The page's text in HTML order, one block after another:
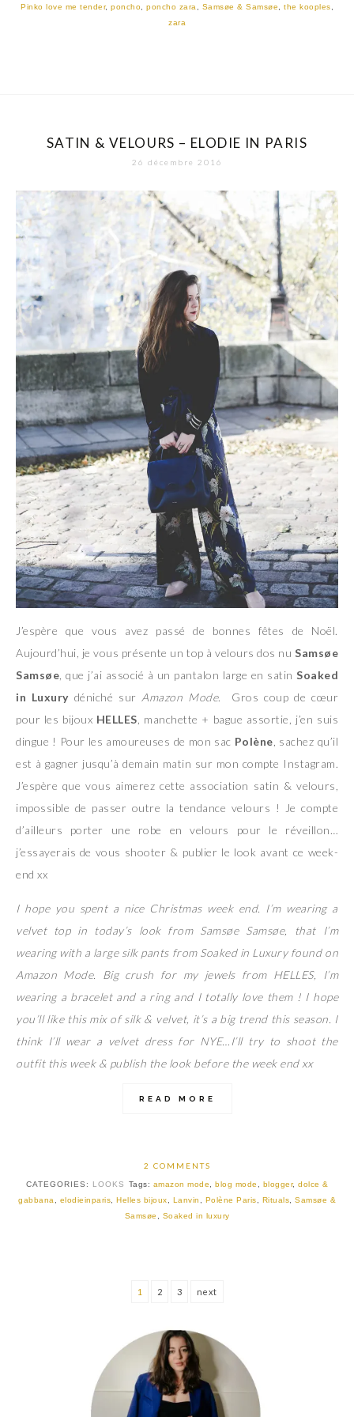
Pinko love me tender, poncho poncho zara Samsøe & Samsøe the kooples
zara
SATIN & VELOURS – ELODIE IN PARIS
26 décembre 2016
J’espère que vous avez passé de bonnes fêtes de Noël.
Aujourd’hui, je vous présente un top à velours dos nu Samsøe
Samsøe , que j’ai associé à un pantalon large en satin Soaked
in Luxurydéniché sur Amazon Mode. Gros coup de cœur
pour les bijoux HELLES , manchette + bague assortie, j’en suis
dingue ! Pour les amoureuses de mon sac Polène , sachez qu’il
est à gagner jusqu’à demain matin sur mon compte Instagram.
J’espère que vous aimerez cette association satin & velours,
impossible de passer outre la tendance velours ! Je compte
d’ailleurs porter une robe en velours pour le réveillon…
j’essayerais de vous shooter & publier le look avant ce week-
end xx
I hope you spent a nice Christmas week end. I’m wearing a
velvet top in today’s look from Samsøe Samsøe, that I’m
wearing with a large silk pants from Soaked in Luxury found on
Amazon Mode. Big crush for my jewels from HELLES, I’m
wearing a bracelet and a ring and I totally love them ! I hope
you’ll like this mix of silk & velvet, it’s a big trend this season. I
think I’ll wear a velvet dress for NYE…I’ll try to shoot the
outfit this week & publish the look before the week end xx
READ MORE
2 COMMENTS
CATEGORIES: LOOKS Tags: amazon mode blog mode blogger, dolce &
gabbana
elodieinparis Helles bijoux Lanvin Polène Paris Rituals
Samsøe &
Samsøe
Soaked in luxury
1 2 3 next